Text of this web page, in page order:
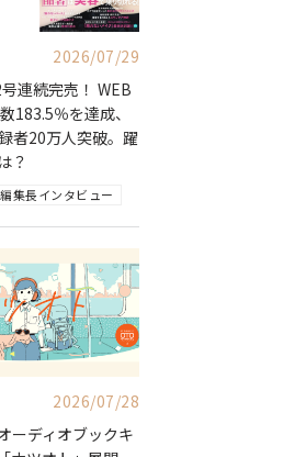
2026/07/29
連続完売！ WEB
183.5％を達成、
者20万人突破。躍
？
編集長インタビュー
2026/07/28
ーディオブックキ